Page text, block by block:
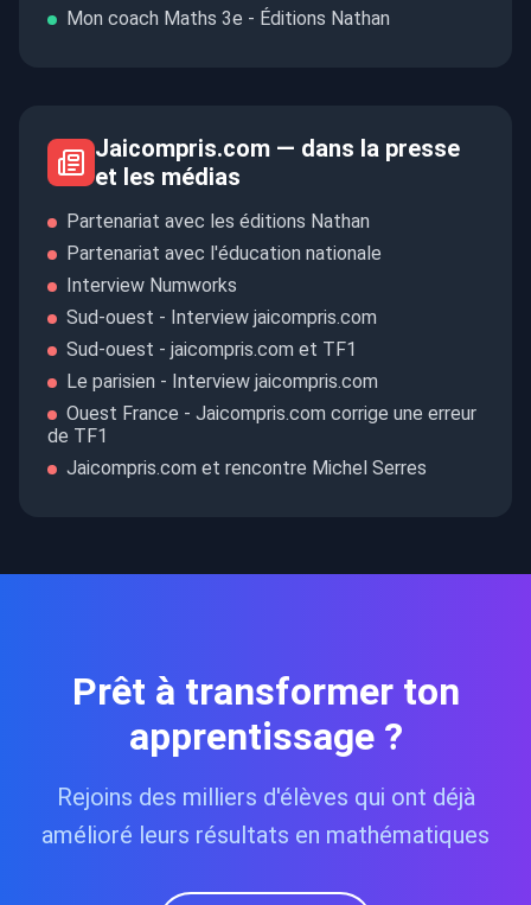
Mon coach Maths 3e - Éditions Nathan
Jaicompris.com — dans la presse
et les médias
Partenariat avec les éditions Nathan
Partenariat avec l'éducation nationale
Interview Numworks
Sud-ouest - Interview jaicompris.com
Sud-ouest - jaicompris.com et TF1
Le parisien - Interview jaicompris.com
Ouest France - Jaicompris.com corrige une erreur
de TF1
Jaicompris.com et rencontre Michel Serres
Prêt à transformer ton
apprentissage ?
Rejoins des milliers d'élèves qui ont déjà
amélioré leurs résultats en mathématiques